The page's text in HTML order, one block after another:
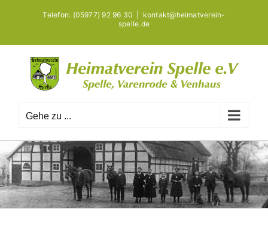
Telefon: (05977) 92 96 30
kontakt@heimatverein-
spelle.de
Gehe zu ...